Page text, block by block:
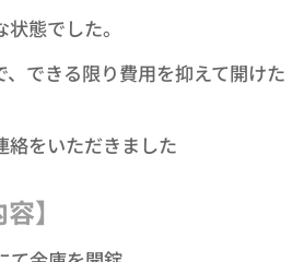
態でした。
できる限り費用を抑えて開けた
をいただきました✨
】